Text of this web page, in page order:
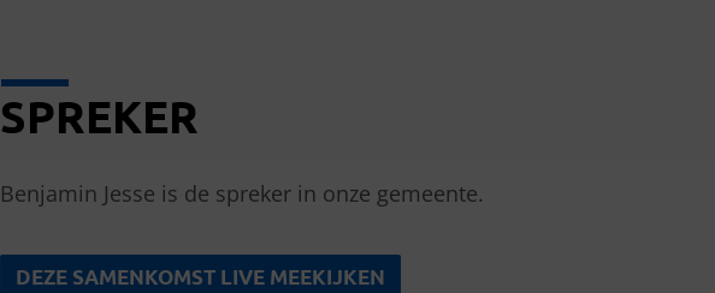
SPREKER
Benjamin Jesse is de spreker in onze gemeente.
DEZE SAMENKOMST LIVE MEEKIJKEN